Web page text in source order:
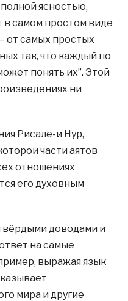
ясностью,
в самом простом виде
от самых простых
так, что каждый по
понять их”. Этой
ни
Рисале-и Нур,
части аятов
отношениях
его духовным
доводами и
на самые
выражая язык
мира и другие